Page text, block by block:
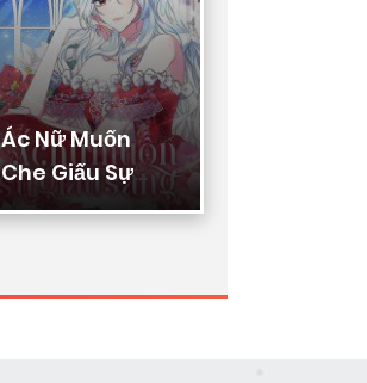
Ác Nữ Muốn
Che Giấu Sự
Giàu Sang